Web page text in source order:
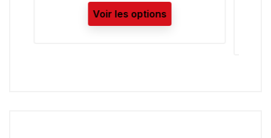
Voir les options